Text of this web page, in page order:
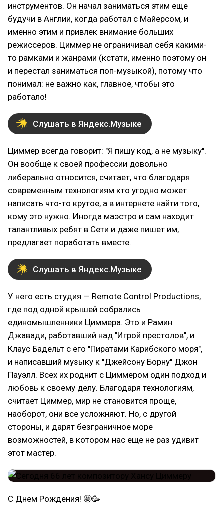
инструментов. Он начал заниматься этим еще
будучи в Англии, когда работал с Майерсом, и
именно этим и привлек внимание больших
режиссеров. Циммер не ограничивал себя какими-
то рамками и жанрами (кстати, именно поэтому он
и перестал заниматься поп-музыкой), потому что
понимал: не важно как, главное, чтобы это
работало!
Слушать в Яндекс.Музыке
Циммер всегда говорит: "Я пишу код, а не музыку".
Он вообще к своей профессии довольно
либерально относится, считает, что благодаря
современным технологиям кто угодно может
написать что-то крутое, а в интернете найти того,
кому это нужно. Иногда маэстро и сам находит
талантливых ребят в Сети и даже пишет им,
предлагает поработать вместе.
Слушать в Яндекс.Музыке
У него есть студия — Remote Control Productions,
где под одной крышей собрались
единомышленники Циммера. Это и Рамин
Джавади, работавший над "Игрой престолов", и
Клаус Бадельт с его "Пиратами Карибского моря",
и написавший музыку к "Джейсону Борну" Джон
Пауэлл. Всех их роднит с Циммером один подход и
любовь к своему делу. Благодаря технологиям,
считает Циммер, мир не становится проще,
наоборот, они все усложняют. Но, с другой
стороны, и дарят безграничное море
возможностей, в котором нас еще не раз удивит
этот мастер.
С Днем Рождения! 🤩🥳